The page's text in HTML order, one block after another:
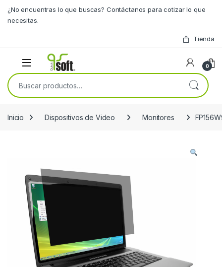
¿No encuentras lo que buscas? Contáctanos para cotizar lo que
necesitas.
Tienda
0
Buscar por:
Inicio Dispositivos de Video Monitores